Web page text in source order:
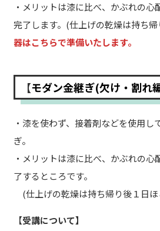
・メリットは漆に比べ、かぶれの
完了します。(仕上げの乾燥は持ち
器はこちらで準備いたします。
【モダン金継ぎ(欠け・割れ
・漆を使わず、接着剤などを使用
ぎ。
・メリットは漆に比べ、かぶれの
了するところです。
(仕上げの乾燥は持ち帰り後１日
【受講について】